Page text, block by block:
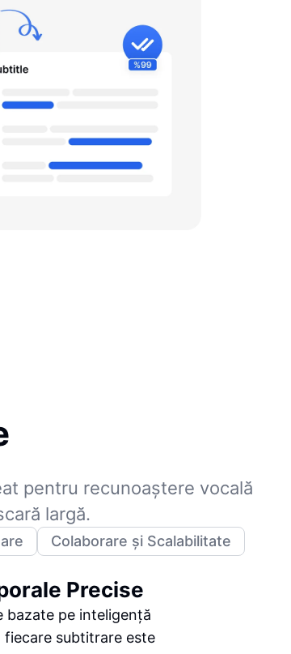
pentru recunoaștere vocală
largă.
Colaborare și Scalabilitate
Precise
bazate pe inteligență
fiecare subtitrare este